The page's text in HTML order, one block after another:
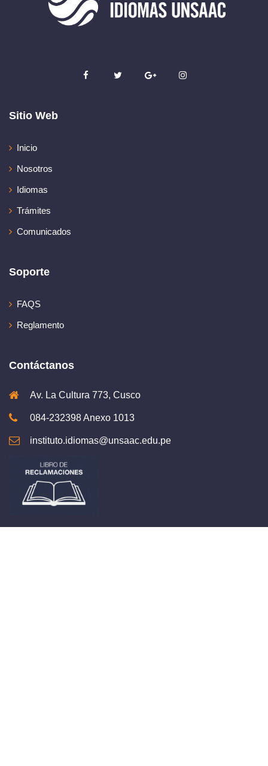
Sitio Web
Inicio
Nosotros
Idiomas
Trámites
Comunicados
Soporte
FAQS
Reglamento
Contáctanos
Av. La Cultura 773, Cusco
084-232398 Anexo 1013
instituto.idiomas@unsaac.edu.pe